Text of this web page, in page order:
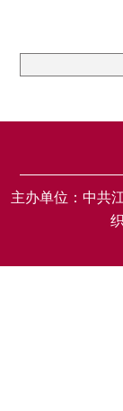
主办单位：中共